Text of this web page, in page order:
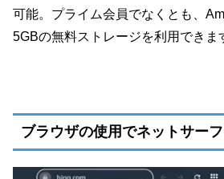
可能。プライム会員でなくとも、
5GBの無料ストレージを利用できま
ブラウザの使用でネットサー